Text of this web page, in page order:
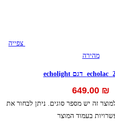
צפייה
מהירה
649.00 ₪
זה יש מספר סוגים. ניתן לבחור את
בעמוד המוצר